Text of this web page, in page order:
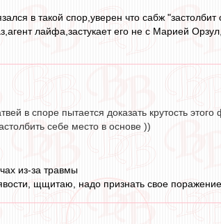
в такой спор,уверен что сабж
лайфа,застукает его не с Марией
в споре пытается доказать крутость
себе место в основе ))
из-за травмы
щщитаю, надо признать свое